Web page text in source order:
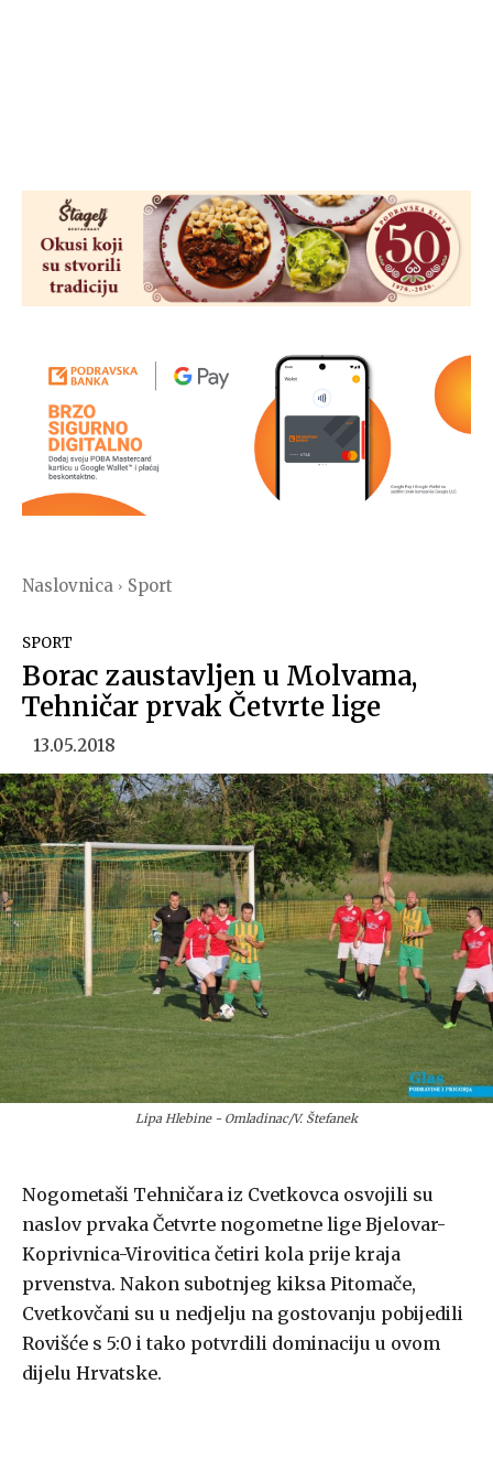
Naslovnica Sport
SPORT
Borac zaustavljen u Molvama,
Tehničar prvak Četvrte lige
13.05.2018
Lipa Hlebine - Omladinac/V. Štefanek
Nogometaši Tehničara iz Cvetkovca osvojili su
naslov prvaka Četvrte nogometne lige Bjelovar-
Koprivnica-Virovitica četiri kola prije kraja
prvenstva. Nakon subotnjeg kiksa Pitomače,
Cvetkovčani su u nedjelju na gostovanju pobijedili
Rovišće s 5:0 i tako potvrdili dominaciju u ovom
dijelu Hrvatske.